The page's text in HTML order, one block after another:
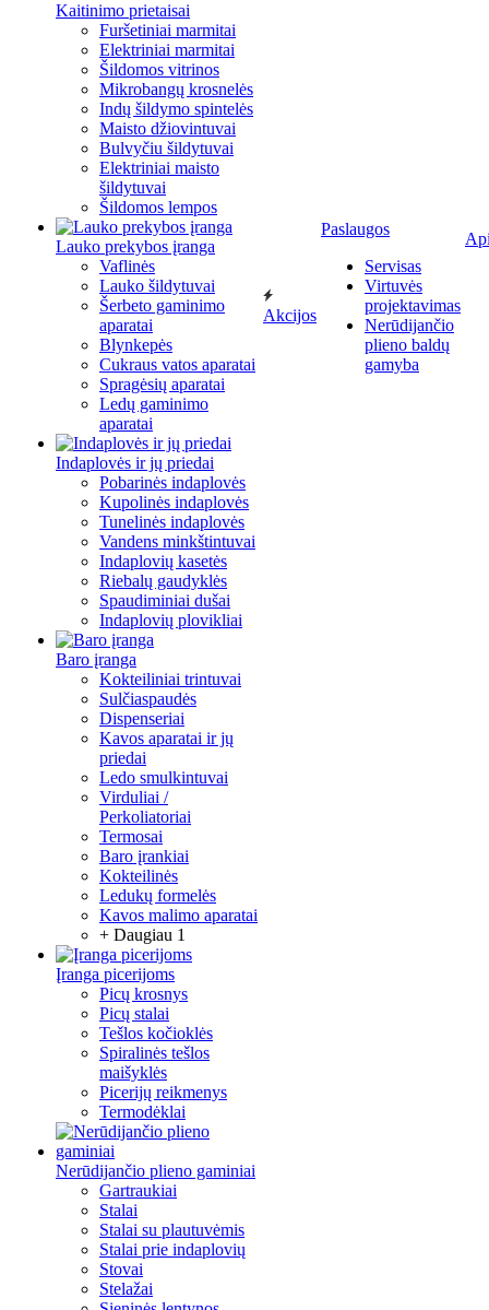
Kaitinimo prietaisai
Furšetiniai marmitai
Elektriniai marmitai
Šildomos vitrinos
Mikrobangų krosnelės
Indų šildymo spintelės
Maisto džiovintuvai
Bulvyčiu šildytuvai
Elektriniai maisto
šildytuvai
Šildomos lempos
Lauko prekybos įranga
Vaflinės
Lauko šildytuvai
Šerbeto gaminimo
aparatai
Blynkepės
Cukraus vatos aparatai
Spragėsių aparatai
Ledų gaminimo
aparatai
Indaplovės ir jų priedai
Pobarinės indaplovės
Kupolinės indaplovės
Tunelinės indaplovės
Vandens minkštintuvai
Indaplovių kasetės
Riebalų gaudyklės
Spaudiminiai dušai
Indaplovių plovikliai
Baro įranga
Kokteiliniai trintuvai
Sulčiaspaudės
Dispenseriai
Kavos aparatai ir jų
priedai
Ledo smulkintuvai
Virduliai /
Perkoliatoriai
Termosai
Baro įrankiai
Kokteilinės
Ledukų formelės
Kavos malimo aparatai
+ Daugiau 1
Įranga picerijoms
Picų krosnys
Picų stalai
Tešlos kočioklės
Spiralinės tešlos
maišyklės
Picerijų reikmenys
Termodėklai
Nerūdijančio plieno gaminiai
Gartraukiai
Stalai
Stalai su plautuvėmis
Stalai prie indaplovių
Stovai
Stelažai
Akcijos
Paslaugos
Servisas
Virtuvės
projektavimas
Nerūdijančio
plieno baldų
gamyba